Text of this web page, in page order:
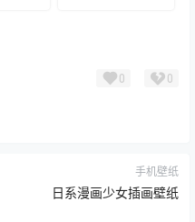
0 0
手机壁纸
日系漫画少女插画壁纸